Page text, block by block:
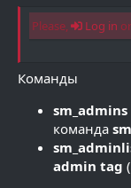
Please, Log in or
Команды
sm_admins
команда
admin tag